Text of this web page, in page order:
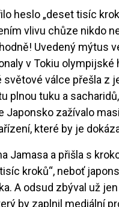
heslo „deset tisíc
vlivu chůze nikdo
Uvedený mýtus
v Tokiu
světové válce přešla z
plnou tuku a
Japonsko zažívalo
které by je
Jamasa a přišla s
kroků“, neboť
A odsud zbýval už
by zaplnil mediální